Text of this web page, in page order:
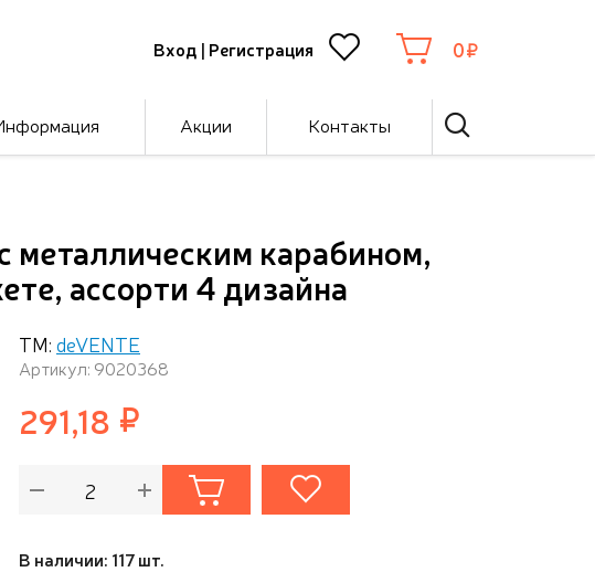
Вход | Регистрация 0
Акции Контакты
металлическим карабином,
ассорти 4 дизайна
ТМ: deVENTE
Артикул: 9020368
291,18
В наличии: 117 шт.